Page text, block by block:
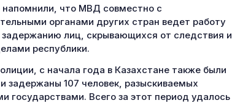
напомнили, что МВД совместно с
органами других стран ведет работу
задержанию лиц, скрывающихся от следствия и
республики.
с начала года в Казахстане также были
задержаны 107 человек, разыскиваемых
государствами. Всего за этот период удалось